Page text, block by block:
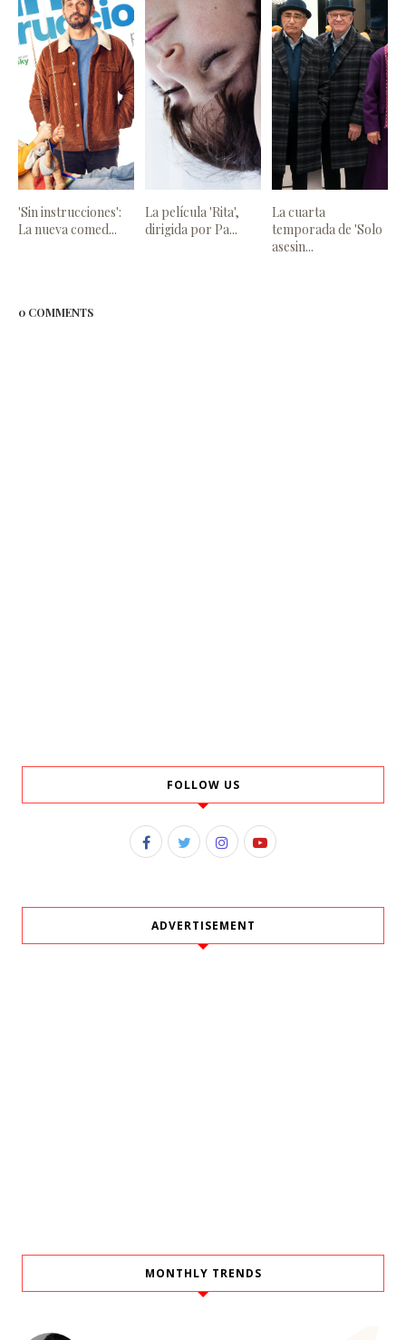
'Sin instrucciones':
La nueva comed...
La película 'Rita',
dirigida por Pa...
La cuarta
temporada de 'Solo
asesin...
0 COMMENTS
FOLLOW US
ADVERTISEMENT
MONTHLY TRENDS